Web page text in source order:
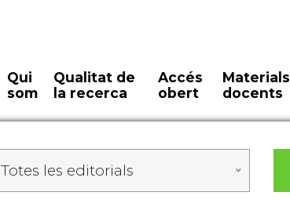
Qui
som
Qualitat de
la recerca
Accés
obert
Materials
docents
Totes les editorials